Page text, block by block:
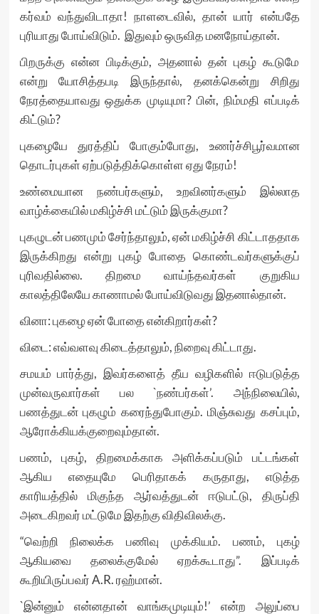
கர்வம் வந்துவிடாதா! நாளடைவில், தான் யார் என்பதே
புரியாது போய்விடும். இதுவும் ஒருவித மனநோய்தான்.
பிறருக்கு என்ன பிடிக்கும், அதனால் தன் புகழ் கூடுமே
என்று யோசித்தபடி இருந்தால், தனக்கென்று சிறிது
நேரத்தையாவது ஒதுக்க முடியுமா? பின், நிம்மதி எப்படிக்
கிட்டும்?
புகழையே துரத்திப் போகும்போது, உணர்ச்சிபூர்வமான
தொடர்புகள் ஏற்படுத்திக்கொள்ள ஏது நேரம்!
உண்மையான நண்பர்களும், உறவினர்களும் இல்லாத
வாழ்க்கையில் மகிழ்ச்சி மட்டும் இருக்குமா?
புகழுடன் பணமும் சேர்ந்தாலும், ஏன் மகிழ்ச்சி கிட்டாததாக
இருக்கிறது என்று புகழ் போதை கொண்டவர்களுக்குப்
புரிவதில்லை. திறமை வாய்ந்தவர்கள் குறுகிய
காலத்திலேயே காணாமல் போய்விடுவது இதனால்தான்.
வினா: புகழை ஏன் போதை என்கிறார்கள்?
விடை: எவ்வளவு கிடைத்தாலும், நிறைவு கிட்டாது.
சமயம் பார்த்து, இவர்களைத் தீய வழிகளில் ஈடுபடுத்த
முன்வருவார்கள் பல `நண்பர்கள்’. அந்நிலையில்,
பணத்துடன் புகழும் கரைந்துபோகும். மிஞ்சுவது கசப்பும்,
ஆரோக்கியக்குறைவும்தான்.
பணம், புகழ், திறமைக்காக அளிக்கப்படும் பட்டங்கள்
ஆகிய எதையுமே பெரிதாகக் கருதாது, எடுத்த
காரியத்தில் மிகுந்த ஆர்வத்துடன் ஈடுபட்டு, திருப்தி
அடைகிறவர் மட்டுமே இதற்கு விதிவிலக்கு.
“வெற்றி நிலைக்க பணிவு முக்கியம். பணம், புகழ்
ஆகியவை தலைக்குமேல் ஏறக்கூடாது”. இப்படிக்
கூறியிருப்பவர் A.R. ரஹ்மான்.
`இன்னும் என்னதான் வாங்கமுடியும்!’ என்ற அலுப்பை